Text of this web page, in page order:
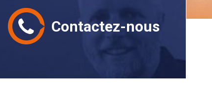
Contactez-nous